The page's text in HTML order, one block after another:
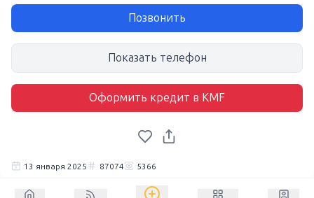
Позвонить
Показать телефон
Оформить кредит в KMF
13 января 2025 87074 5366